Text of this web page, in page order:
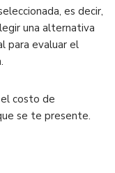
es decir,
una alternativa
para evaluar el
costo de
se te presente.